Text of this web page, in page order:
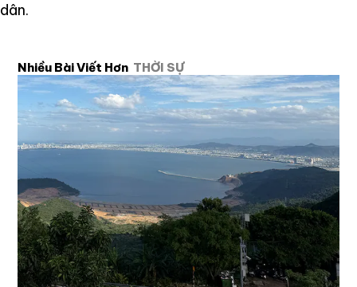
dân.
Nhiều Bài Viết Hơn THỜI SỰ